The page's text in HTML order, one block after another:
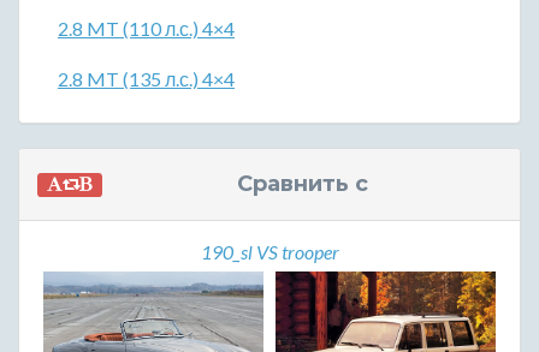
2.8 MT (110 л.с.) 4×4
2.8 MT (135 л.с.) 4×4
Сравнить с
190_sl VS trooper